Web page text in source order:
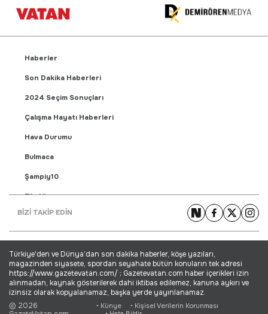
Haberler
Son Dakika Haberleri
2024 Seçim Sonuçları
Çalışma Hayatı Haberleri
Hava Durumu
Bulmaca
Şampiy10
Fikstür
Puan Durumu
Yaşam Haberleri
Ekonomi Haberleri
Dünya Haberleri
BİZİ TAKİP EDİN
Türkiye'den ve Dünya’dan son dakika haberler, köşe yazıları,
magazinden siyasete, spordan seyahate bütün konuların tek adresi
https://www.gazetevatan.com/ ; Gazetevatan.com haber içerikleri izin
alınmadan, kaynak gösterilerek dahi iktibas edilemez, kanuna aykırı ve
izinsiz olarak kopyalanamaz, başka yerde yayınlanamaz.
© 2026
• Künye
• Kişisel Verilerin Korunması